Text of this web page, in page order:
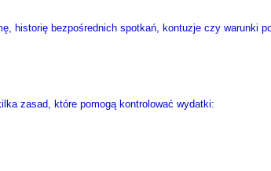
historię bezpośrednich spotkań, kontuzje czy warunki
zasad, które pomogą kontrolować wydatki: